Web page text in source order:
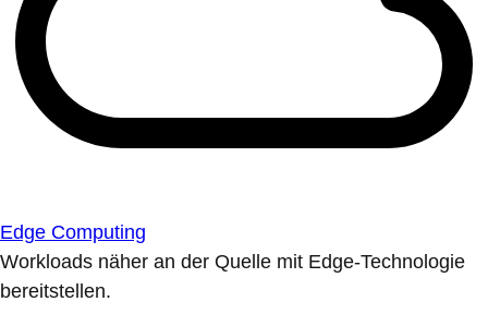
Edge Computing
Workloads näher an der Quelle mit Edge-Technologie
bereitstellen.